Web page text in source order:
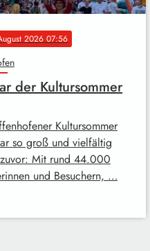
2026 07:56
der Kultursommer
Kultursommer
so groß und vielfältig
Mit rund 44.000
und Besuchern, …